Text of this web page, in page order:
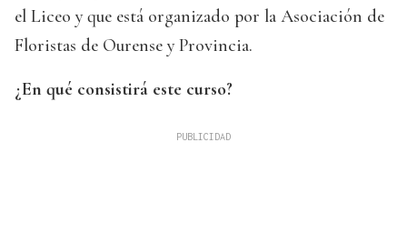
el Liceo y que está organizado por la Asociación de
Floristas de Ourense y Provincia.
¿En qué consistirá este curso?